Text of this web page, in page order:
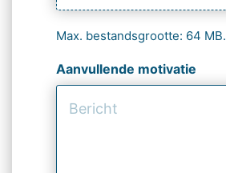
Max. bestandsgrootte: 64 MB.
Aanvullende motivatie